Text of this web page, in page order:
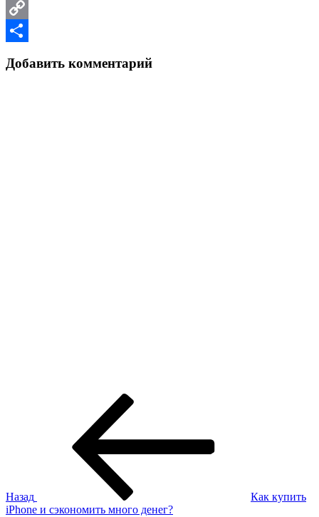
Email
Copy
Добавить комментарий
Назад
Как купить
iPhone и сэкономить много денег?